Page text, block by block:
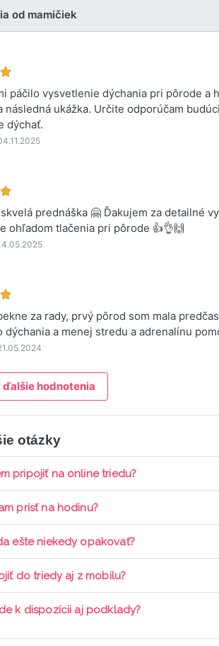
od mamičiek
páčilo vysvetlenie dýchania pri pôrode
následná ukážka. Určite odporúčam
dýchať.
skvelá prednáška 🤗 Ďakujem za detailné
ohľadom tlačenia pri pôrode 👍👌🙌
za rady, prvý pôrod som mala
dýchania a menej stredu a adrenalínu
ďalšie hodnotenia
otázky
pripojiť na online triedu?
online triedy prebieha priamo cez web-
prísť na hodinu?
sa nahráva a je k dispozícií po dobu 7 dní.
ešte niekedy opakovať?
opakujú, stačí sledovať ponuku
do triedy aj z mobilu?
do triedy je možné aj cez mobil, nie je
k dispozícii aj podklady?
triedy dostávate prístup na dodatočný